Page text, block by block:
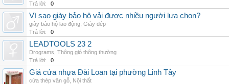
Trả lời:
0
Vì sao giày bảo hộ vải được nhiều người lựa chọn?
giày bảo hộ lao động Giày dép
Trả lời:
0
LEADTOOLS 23 2
Drograms Thông gió thông thường
Trả lời:
0
Giá cửa nhựa Đài Loan tại phường Linh Tây
cửa thép vân gỗ Nội thất